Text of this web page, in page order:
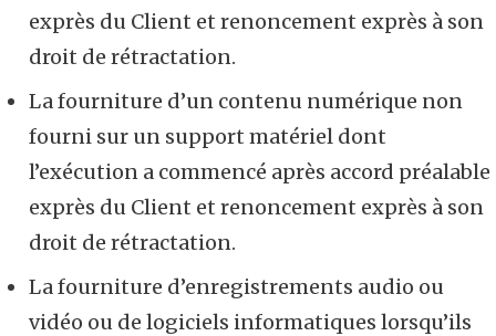
exprès du Client et renoncement exprès à son
droit de rétractation.
La fourniture d’un contenu numérique non
fourni sur un support matériel dont
l’exécution a commencé après accord préalable
exprès du Client et renoncement exprès à son
droit de rétractation.
La fourniture d’enregistrements audio ou
vidéo ou de logiciels informatiques lorsqu’ils